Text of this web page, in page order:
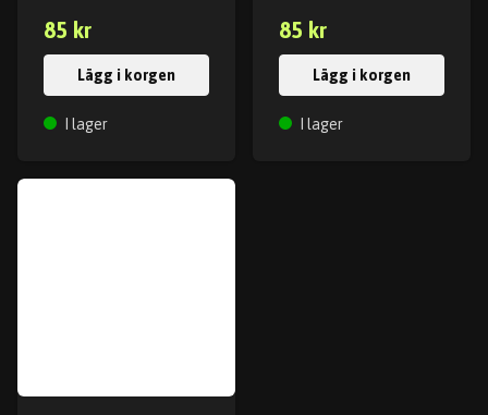
85 kr
Lägg i korgen
I lager
85 kr
Lägg i korgen
I lager